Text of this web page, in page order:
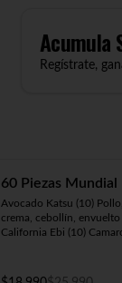
Acumula
Regístrate,
60 Piezas Mundial
Avocado Katsu (10)
crema, cebollín, envuelto
California Ebi (10)
California Kani (10)